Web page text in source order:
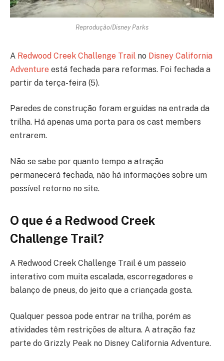
Reprodução/Disney Parks
A Redwood Creek Challenge Trail no Disney California
Adventure está fechada para reformas. Foi fechada a
partir da terça-feira (5).
Paredes de construção foram erguidas na entrada da
trilha. Há apenas uma porta para os cast members
entrarem.
Não se sabe por quanto tempo a atração
permanecerá fechada, não há informações sobre um
possível retorno no site.
O que é a Redwood Creek
Challenge Trail?
A Redwood Creek Challenge Trail é um passeio
interativo com muita escalada, escorregadores e
balanço de pneus, do jeito que a criançada gosta.
Qualquer pessoa pode entrar na trilha, porém as
atividades têm restrições de altura. A atração faz
parte do Grizzly Peak no Disney California Adventure.